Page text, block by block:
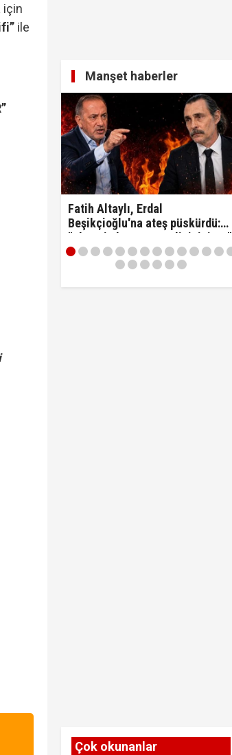
için
ile
Manşet haberler
Fatih Altaylı, Erdal
Beşikçioğlu'na ateş püskürdü:
"Ulan siz kamu görevlisisiniz..!"
Çok okunanlar